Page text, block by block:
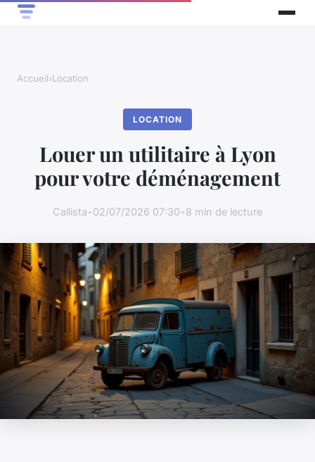
Accueil›Location
LOCATION
Louer un utilitaire à Lyon
pour votre déménagement
Callista•02/07/2026 07:30•8 min de lecture